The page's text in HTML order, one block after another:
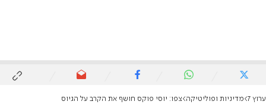
ערוץ 7 מדיניות ופוליטיקה צפו: יוסי פוקס חושף את הקרב על הגיוס